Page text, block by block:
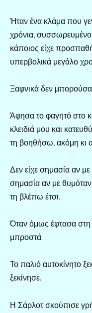
Ήταν ένα κλάμα που
χρόνια,
κάποιος είχε
υπερβολικά μεγάλο
Ξαφνικά δεν μπορούσα
Άφησα το φαγητό στο
κλειδιά μου και
τη βοηθήσω, ακόμη κι
Δεν είχε σημασία αν με
σημασία αν με
τη βλέπω έτσι.
Όταν όμως έφτασα στη
μπροστά.
Το παλιό αυτοκίνητο
ξεκίνησε.
Η Σάρλοτ σκούπισε